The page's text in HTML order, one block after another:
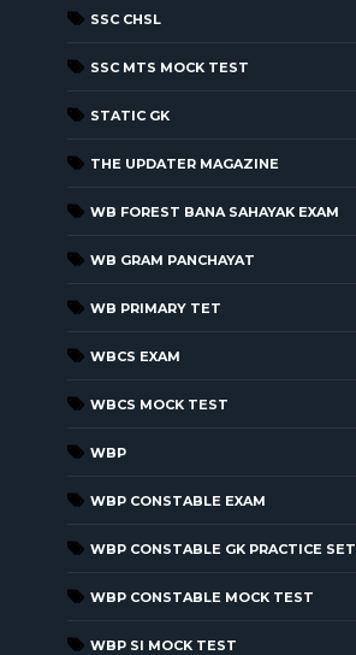
SSC CHSL
SSC MTS MOCK TEST
STATIC GK
THE UPDATER MAGAZINE
WB FOREST BANA SAHAYAK EXAM
WB GRAM PANCHAYAT
WB PRIMARY TET
WBCS EXAM
WBCS MOCK TEST
WBP
WBP CONSTABLE EXAM
WBP CONSTABLE GK PRACTICE SET
WBP CONSTABLE MOCK TEST
WBP SI MOCK TEST